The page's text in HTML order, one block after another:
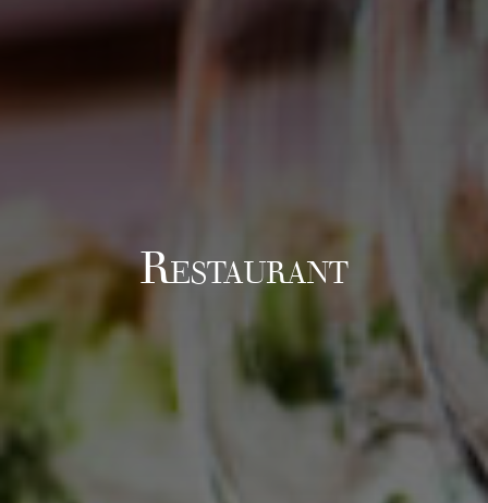
RESTAURANT